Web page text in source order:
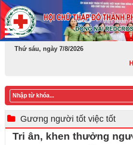
Thứ sáu, ngày 7/8/2026
Hội
Gương người tốt việc tốt
Tri ân, khen thưởng